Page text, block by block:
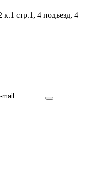
стр.1, 4 подъезд, 4